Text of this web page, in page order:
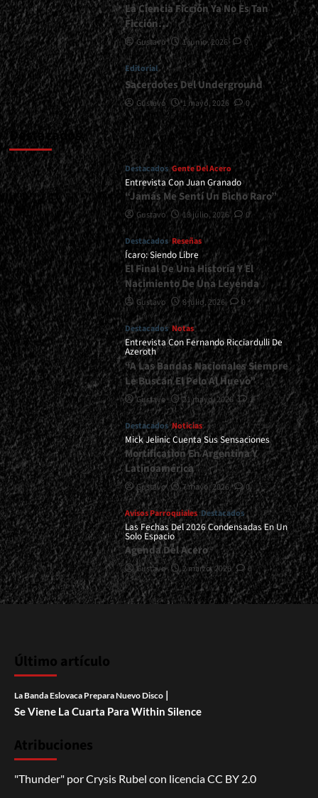
La Ciencia Ficción Ya No Es Tan
Ficción…
Gustavo 1 junio, 2026 0
Editorial
Sacerdotes Del Underground
Gustavo 1 mayo, 2026 0
Destacados
Destacados Gente Del Acero
Entrevista Con Juan Granado
“Jamás Me Sentí Un Bicho Raro”
Gustavo 13 julio, 2026 0
Destacados Reseñas
Ícaro: Siendo Libre
El Final De Una Historia Y El
Nacimiento De Una Leyenda
Gustavo 8 julio, 2026 0
Destacados Notas
Entrevista Con Fernando Ricciardulli De
Azeroth
“A Las Bandas Nacionales Siempre
Le Buscan El Pelo Al Huevo”
Gustavo 21 mayo, 2026 2
Destacados Noticias
Mick Jelinic Cuenta Sus Sensaciones
Mortification En Argentina Y
Latinoamérica
Gustavo 7 mayo, 2026 0
Avisos Parroquiales Destacados
Las Fechas Del 2026 Condensadas En Un
Solo Espacio
Agenda Del Acero
Gustavo 2 marzo, 2026 0
Último artículo
La Banda Eslovaca Prepara Nuevo Disco |
Se Viene La Cuarta Para Within Silence
Atribuciones
"Thunder" porCrysis Rubel con licenciaCC BY 2.0